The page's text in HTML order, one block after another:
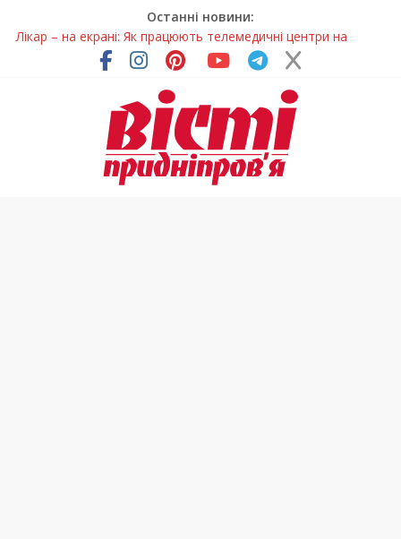
Останні новини:
Лікар – на екрані: Як працюють телемедичні центри на
Дніпропетровщині
У Дніпрі триває масштабна підготовка до опалювального
Пошуки тривають: на Дніпропетровщині досліджують місце
розташування легендарного монастиря (Фото)
Ветерани Дніпропетровщини отримують шанс на власне